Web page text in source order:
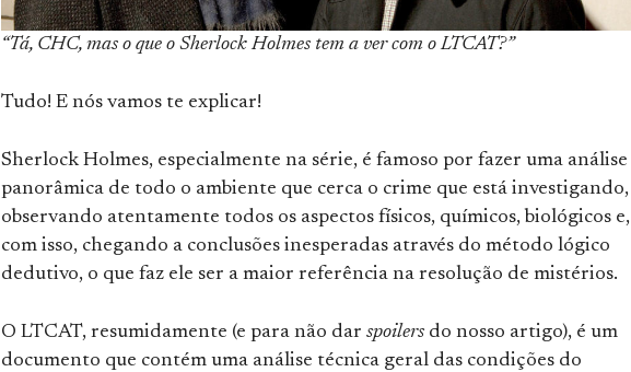
“Tá, CHC, mas o que o Sherlock Holmes tem a ver com o LTCAT?”
Tudo! E nós vamos te explicar!
Sherlock Holmes, especialmente na série, é famoso por fazer uma análise
panorâmica de todo o ambiente que cerca o crime que está investigando,
observando atentamente todos os aspectos físicos, químicos, biológicos e,
com isso, chegando a conclusões inesperadas através do método lógico
dedutivo, o que faz ele ser a maior referência na resolução de mistérios.
O LTCAT, resumidamente (e para não dar spoilers do nosso artigo), é um
documento que contém uma análise técnica geral das condições do